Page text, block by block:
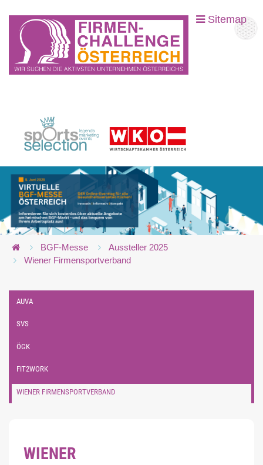
Sitemap
BGF-Messe
Aussteller 2025
Wiener Firmensportverband
AUVA
SVS
ÖGK
FIT2WORK
WIENER FIRMENSPORTVERBAND
WIENER